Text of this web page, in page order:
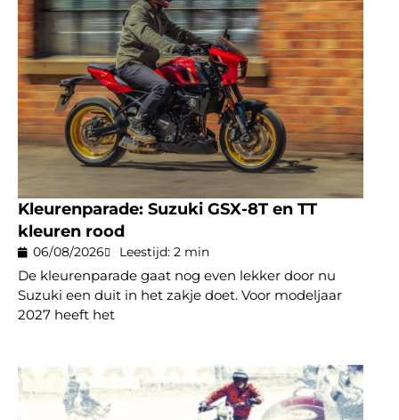
Kleurenparade: Suzuki GSX-8T en TT
kleuren rood
06/08/2026 Leestijd: 2 min
De kleurenparade gaat nog even lekker door nu
Suzuki een duit in het zakje doet. Voor modeljaar
2027 heeft het